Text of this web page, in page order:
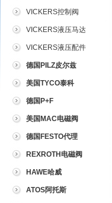
VICKERS控制阀
VICKERS液压马达
VICKERS液压配件
德国PILZ皮尔兹
美国TYCO泰科
德国P+F
美国MAC电磁阀
德国FESTO代理
REXROTH电磁阀
HAWE哈威
ATOS阿托斯